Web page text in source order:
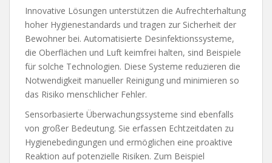
Innovative Lösungen unterstützen die Aufrechterhaltung
hoher Hygienestandards und tragen zur Sicherheit der
Bewohner bei. Automatisierte Desinfektionssysteme,
die Oberflächen und Luft keimfrei halten, sind Beispiele
für solche Technologien. Diese Systeme reduzieren die
Notwendigkeit manueller Reinigung und minimieren so
das Risiko menschlicher Fehler.
Sensorbasierte Überwachungssysteme sind ebenfalls
von großer Bedeutung. Sie erfassen Echtzeitdaten zu
Hygienebedingungen und ermöglichen eine proaktive
Reaktion auf potenzielle Risiken. Zum Beispiel